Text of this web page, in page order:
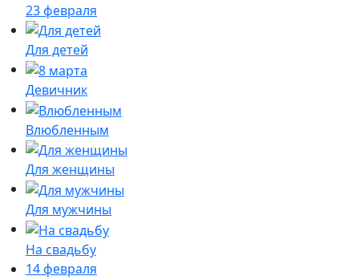
23 февраля
Для детей
Девичник
Влюбленным
Для женщины
Для мужчины
На свадьбу
14 февраля